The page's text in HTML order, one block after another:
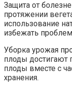
Защита от
протяжении
использование
избежать
Уборка урожая
плоды достигают
плоды вместе с
хранения.